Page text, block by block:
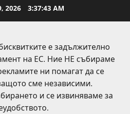
2026 3:37:43 AM
е задължително
на ЕС. Ние НЕ събираме
ни помагат да се
сме независими.
и се извиняваме за